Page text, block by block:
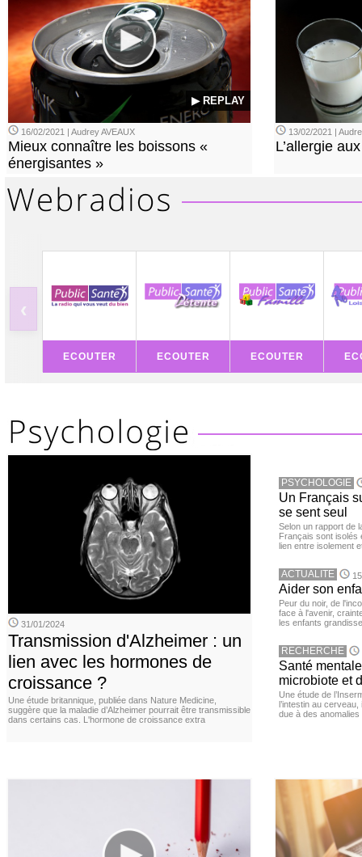
▶ REPLAY
16/02/2021 | Audrey AVEAUX
Mieux connaître les boissons «
énergisantes »
13/02/2021 |
L’allergie
‹
ECOUTER ECOUTER ECOUTER
31/01/2024
Transmission d'Alzheimer : un
lien avec les hormones de
croissance ?
Une étude britannique, publiée dans Nature Medicine,
suggère que la maladie d’Alzheimer pourrait être transmissible
dans certains cas. L'hormone de croissance extra
PSYCHOLOGIE
Un Français
se sent seul
Selon un rapport de
Français sont isolés
lien entre isolement
ACTUALITE
Aider son
Peur du noir, de
face à l'avenir,
les enfants
RECHERCHE
Santé
microbiote et
Une étude de
l’intestin au
due à des